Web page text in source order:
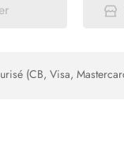
(CB, Visa,